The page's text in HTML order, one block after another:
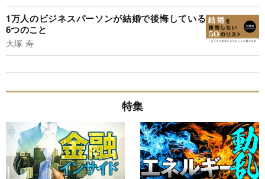
1万人のビジネスパーソンが結婚で後悔している
6つのこと
大塚 寿
特集